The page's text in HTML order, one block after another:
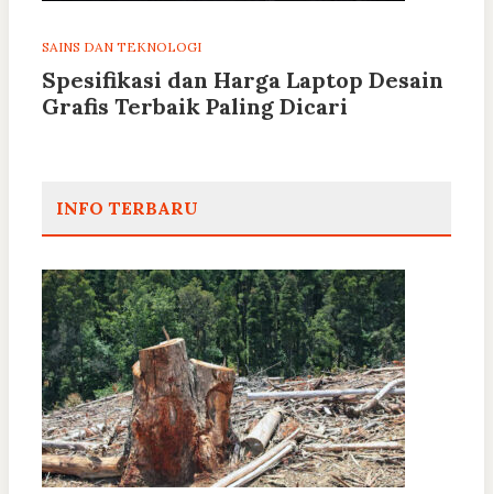
SAINS DAN TEKNOLOGI
Spesifikasi dan Harga Laptop Desain
Grafis Terbaik Paling Dicari
INFO TERBARU